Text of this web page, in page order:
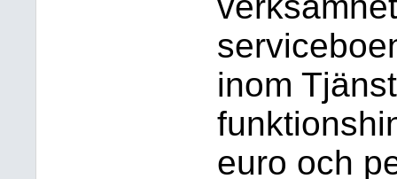
inom
euro och